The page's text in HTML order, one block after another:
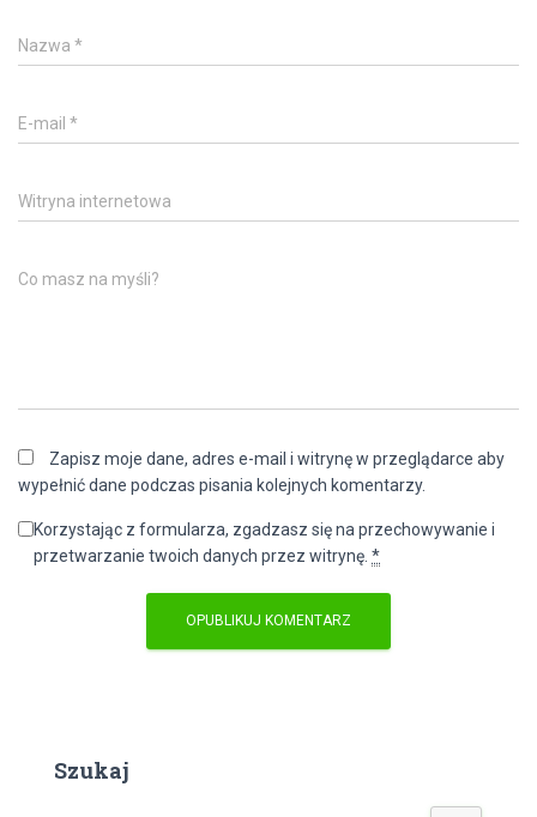
Nazwa *
E-mail *
Witryna internetowa
Co masz na myśli?
Zapisz moje dane, adres e-mail i witrynę w przeglądarce aby
wypełnić dane podczas pisania kolejnych komentarzy.
Korzystając z formularza, zgadzasz się na przechowywanie i
przetwarzanie twoich danych przez witrynę. *
Szukaj